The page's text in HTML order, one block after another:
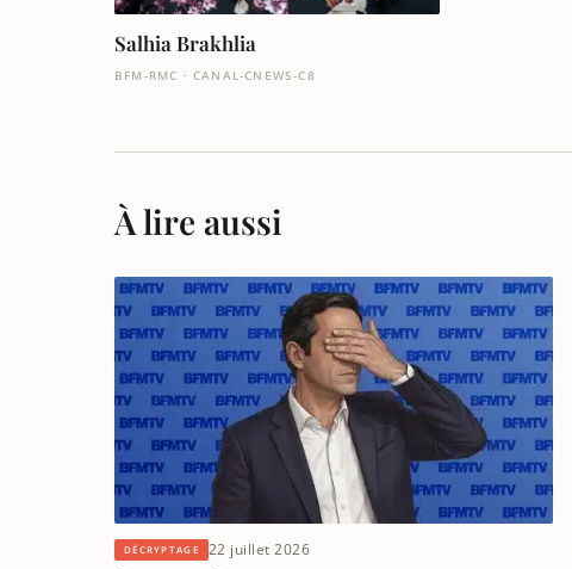
Salhia Brakhlia
BFM-RMC · CANAL-CNEWS-C8
À lire aussi
DÉCRYPTAGE 22 juillet 2026